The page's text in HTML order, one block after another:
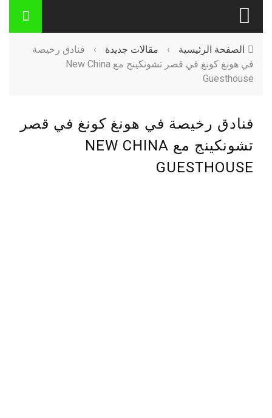
الصفحة الرئيسية › مقالات جديدة ›
فنادق رخيصة
في هونغ كونغ في قصر تشونكينج مع New China
Guesthouse
فنادق رخيصة في هونغ كونغ في قصر
تشونكينج مع NEW CHINA
GUESTHOUSE